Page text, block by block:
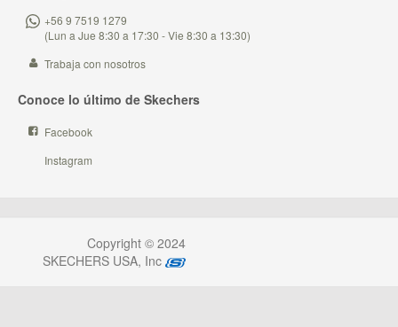
+56 9 7519 1279
(Lun a Jue 8:30 a 17:30 - Vie 8:30 a 13:30)
Trabaja con nosotros
Conoce lo último de Skechers
Facebook
Instagram
Copyright © 2024
SKECHERS USA, Inc